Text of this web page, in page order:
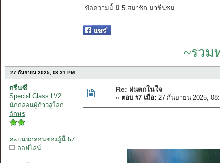
ข้อความนี้ มี 5 สมาชิก มาชื่นชม
~รวม
27 กันยายน 2025, 08:31:PM
กรีนซี
Special Class LV2
นักกลอนผู้ก้าวสู่โลก
อักษร
คะแนนกลอนของผู้นี้ 57
ออฟไลน์
Re: ฝนตกในใจ
« ตอบ #7 เมื่อ: 27 กันยายน 2025,